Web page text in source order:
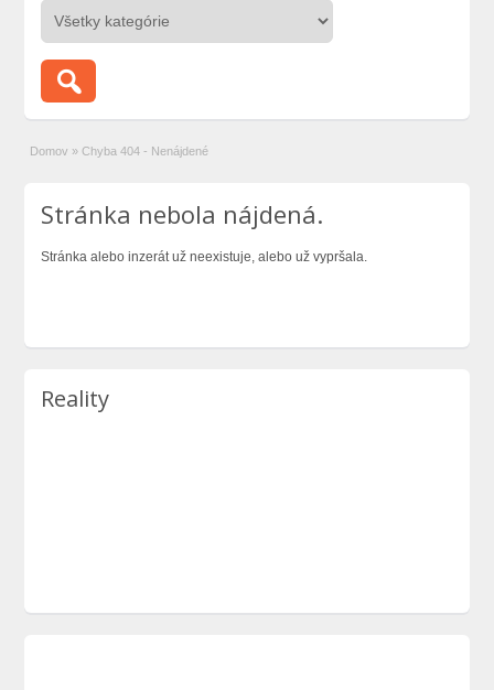
Domov » Chyba 404 - Nenájdené
Stránka nebola nájdená.
Stránka alebo inzerát už neexistuje, alebo už vypršala.
Reality